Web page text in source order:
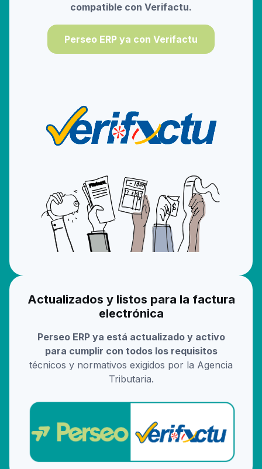
compatible con Verifactu.
Perseo ERP ya con Verifactu
Actualizados y listos para la factura
electrónica
Perseo ERP ya está actualizado y activo
para cumplir con todos los requisitos
técnicos y normativos exigidos por la Agencia
Tributaria.